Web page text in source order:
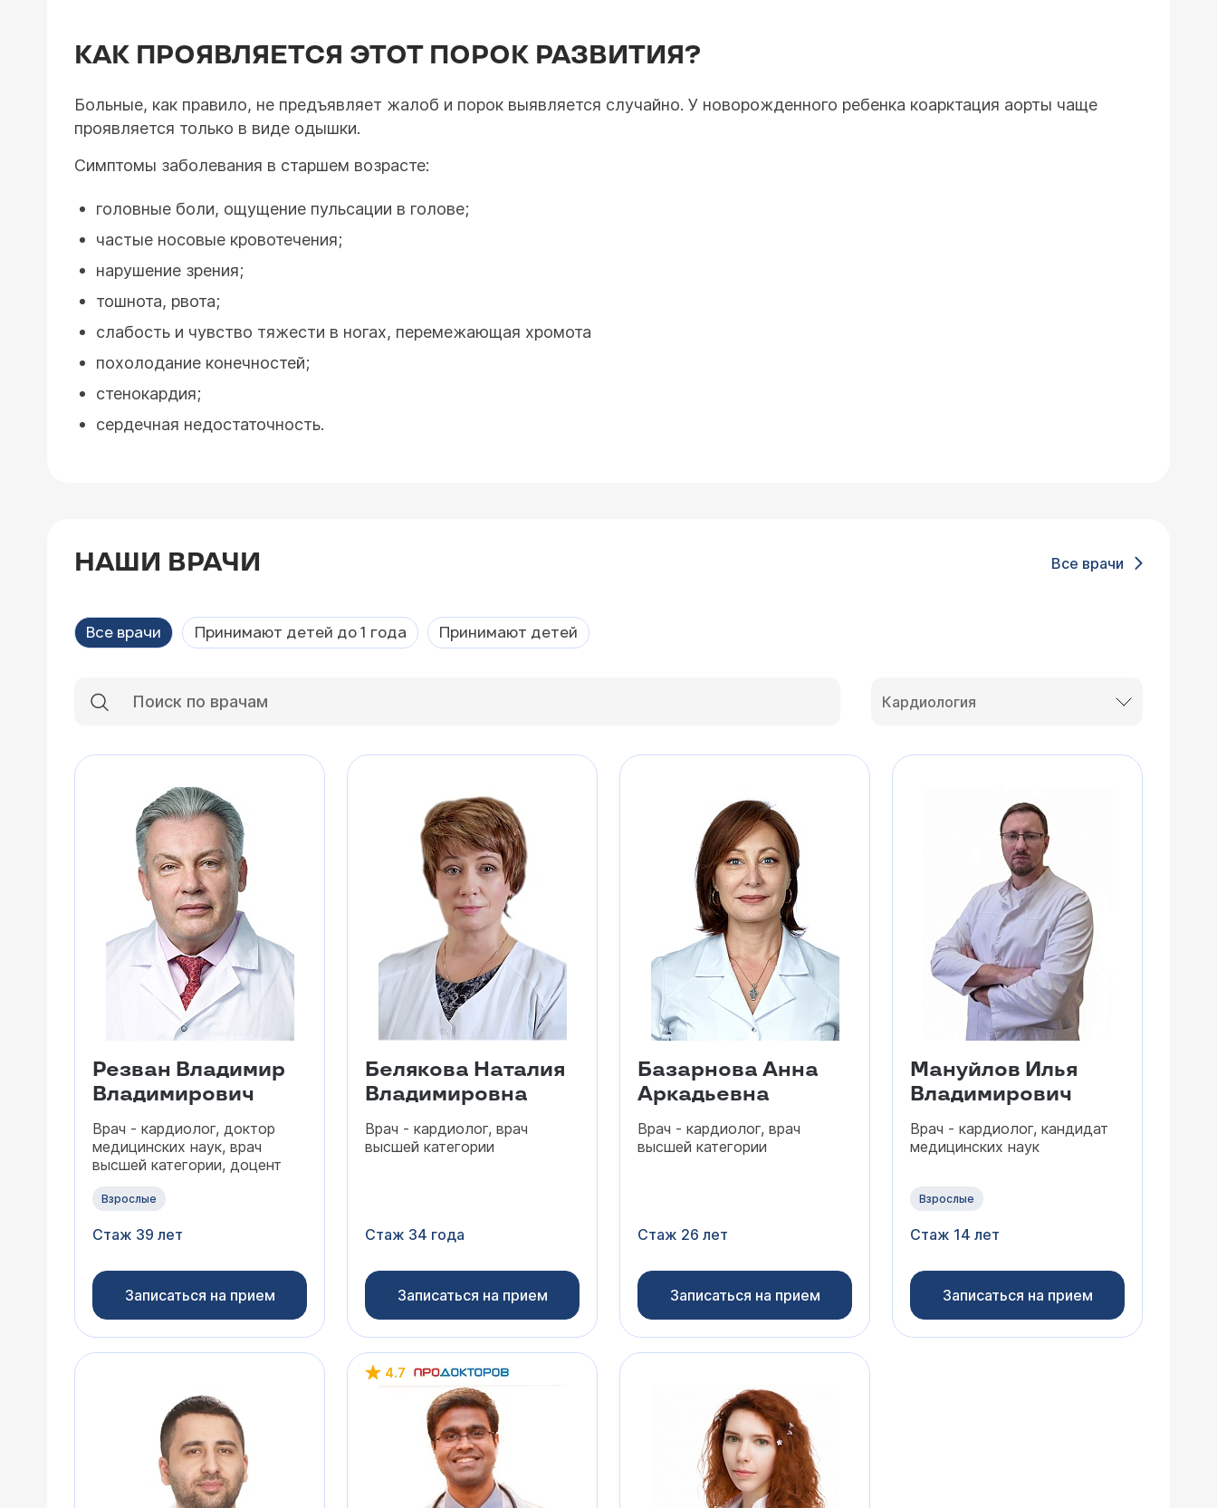
КАК ПРОЯВЛЯЕТСЯ ЭТОТ ПОРОК РАЗВИТИЯ?
Больные, как правило, не предъявляет жалоб и порок выявляется случайно. У новорожденного ребенка коарктация аорты чаще
проявляется только в виде одышки.
Симптомы заболевания в старшем возрасте:
головные боли, ощущение пульсации в голове;
частые носовые кровотечения;
нарушение зрения;
тошнота, рвота;
слабость и чувство тяжести в ногах, перемежающая хромота
похолодание конечностей;
стенокардия;
сердечная недостаточность.
НАШИ ВРАЧИ Все врачи
Все врачи Принимают детей до 1 года Принимают детей
Кардиология
Резван Владимир
Владимирович
Врач - кардиолог, доктор
медицинских наук, врач
высшей категории, доцент
Взрослые
Стаж 39 лет
Записаться на прием
Белякова Наталия
Владимировна
Врач - кардиолог, врач
высшей категории
Стаж 34 года
Записаться на прием
Базарнова Анна
Аркадьевна
Врач - кардиолог, врач
высшей категории
Стаж 26 лет
Записаться на прием
Мануйлов Илья
Владимирович
Врач - кардиолог, кандидат
медицинских наук
Взрослые
Стаж 14 лет
Записаться на прием
4.7